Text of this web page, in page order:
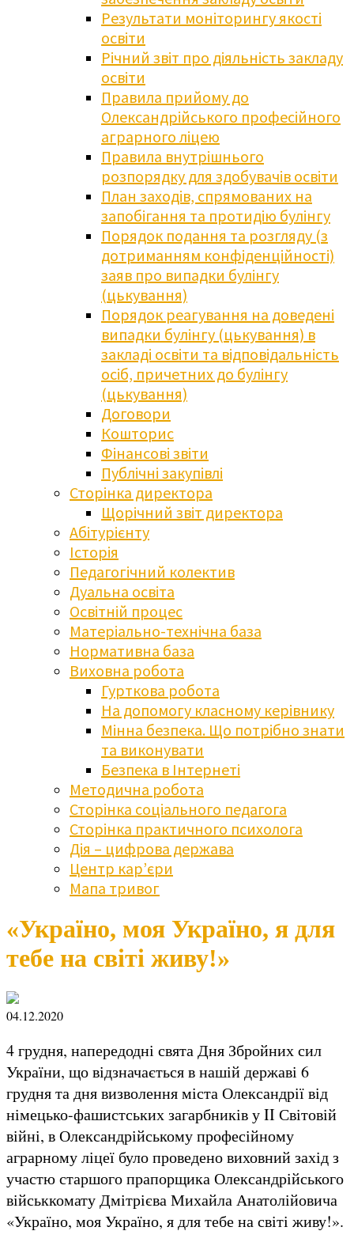
Результати моніторингу якості
освіти
Річний звіт про діяльність закладу
освіти
Правила прийому до
Олександрійського професійного
аграрного ліцею
Правила внутрішнього
розпорядку для здобувачів освіти
План заходів, спрямованих на
запобігання та протидію булінгу
Порядок подання та розгляду (з
дотриманням конфіденційності)
заяв про випадки булінгу
(цькування)
Порядок реагування на доведені
випадки булінгу (цькування) в
закладі освіти та відповідальність
осіб, причетних до булінгу
(цькування)
Договори
Кошторис
Фінансові звіти
Публічні закупівлі
Сторінка директора
Щорічний звіт директора
Абітурієнту
Історія
Педагогічний колектив
Дуальна освіта
Освітній процес
Матеріально-технічна база
Нормативна база
Виховна робота
Гурткова робота
На допомогу класному керівнику
Мінна безпека. Що потрібно знати
та виконувати
Безпека в Інтернеті
Методична робота
Сторінка соціального педагога
Сторінка практичного психолога
Дія – цифрова держава
Центр кар’єри
Мапа тривог
«Україно, моя Україно, я для
тебе на світі живу!»
04.12.2020
4 грудня, напередодні свята Дня Збройних сил
України, що відзначається в нашій державі 6
грудня та дня визволення міста Олександрії від
німецько-фашистських загарбників у II Світовій
війні, в Олександрійському професійному
аграрному ліцеї було проведено виховний захід з
участю старшого прапорщика Олександрійського
військкомату Дмітрієва Михайла Анатолійовича
«Україно, моя Україно, я для тебе на світі живу!».